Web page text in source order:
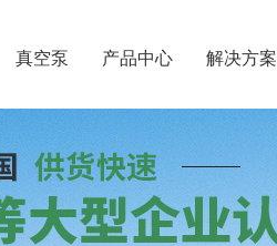
真空泵 产品中心 解决方案